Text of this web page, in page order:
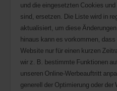
und die eingesetzten Cookies
sind, ersetzen. Die Liste wird in
aktualisiert, um diese
hinaus kann es vorkommen,
Website nur für einen kurzen
wir z. B. bestimmte Funktionen
unseren Online-Werbeauftritt
generell der Optimierung oder der